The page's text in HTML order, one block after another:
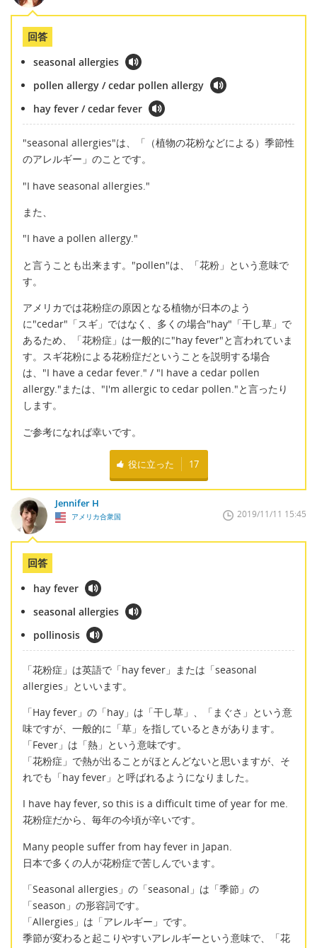
回答
seasonal allergies
pollen allergy / cedar pollen allergy
hay fever / cedar fever
"seasonal allergies"は、「（植物の花粉などによる）季節性
のアレルギー」のことです。
"I have seasonal allergies."
また、
"I have a pollen allergy."
と言うことも出来ます。"pollen"は、「花粉」という意味で
す。
アメリカでは花粉症の原因となる植物が日本のよう
に"cedar"「スギ」ではなく、多くの場合"hay"「干し草」で
あるため、「花粉症」は一般的に"hay fever"と言われていま
す。スギ花粉による花粉症だということを説明する場合
は、"I have a cedar fever." / "I have a cedar pollen
allergy."または、"I'm allergic to cedar pollen."と言ったり
します。
ご参考になれば幸いです。
役に立った 17
Jennifer H
アメリカ合衆国 2019/11/11 15:45
回答
hay fever
seasonal allergies
pollinosis
「花粉症」は英語で「hay fever」または「seasonal
allergies」といいます。
「Hay fever」の「hay」は「干し草」、「まぐさ」という意
味ですが、一般的に「草」を指しているときがあります。
「Fever」は「熱」という意味です。
「花粉症」で熱が出ることがほとんどないと思いますが、そ
れでも「hay fever」と呼ばれるようになりました。
I have hay fever, so this is a difficult time of year for me.
花粉症だから、毎年の今頃が辛いです。
Many people suffer from hay fever in Japan.
日本で多くの人が花粉症で苦しんでいます。
「Seasonal allergies」の「seasonal」は「季節」の
「season」の形容詞です。
「Allergies」は「アレルギー」です。
季節が変わると起こりやすいアレルギーという意味で、「花